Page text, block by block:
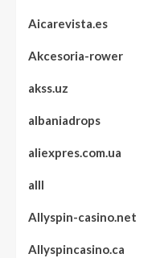
Aicarevista.es
Akcesoria-rower
akss.uz
albaniadrops
aliexpres.com.ua
alll
Allyspin-casino.net
Allyspincasino.ca